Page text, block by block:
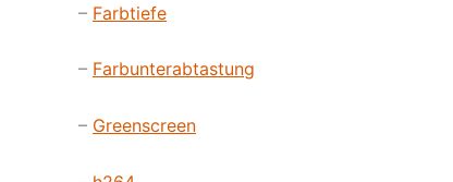
– Farbtiefe
– Farbunterabtastung
– Greenscreen